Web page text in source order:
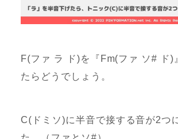
F(ファ ラ ド)を『Fm(ファ ソ# ド)
たらどうでしょう。
C(ドミソ)に半音で接する音が2つ